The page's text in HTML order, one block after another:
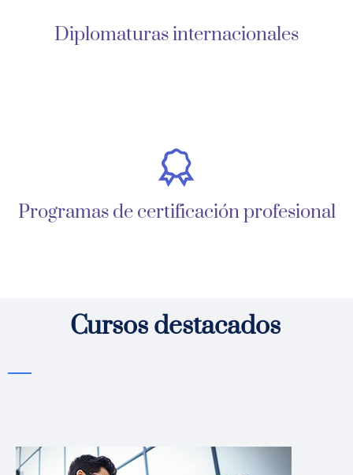
Diplomaturas internacionales
Programas de certificación profesional
Cursos destacados